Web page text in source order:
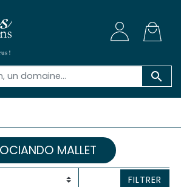

MALLET
FILTRER